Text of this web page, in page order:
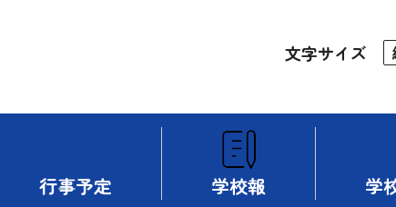
文字サイズ
行事予定 学校報 学